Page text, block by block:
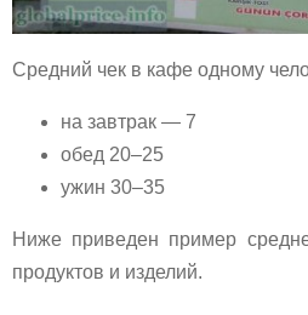
Средний чек в кафе одному
на завтрак — 7
обед 20–25
ужин 30–35
Ниже приведен пример
продуктов и изделий.